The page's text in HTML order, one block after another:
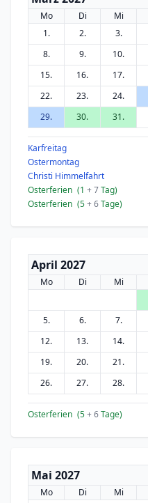
Mo Di Mi
1.
2. 3.
8.
9. 10.
15.
16. 17.
22.
23. 24.
29.
30. 31.
Karfreitag
Ostermontag
Christi Himmelfahrt
Osterferien (1 + 7Tag)
Osterferien (5+ 6Tage)
April 2027
Mo Di Mi
5.
6. 7.
12.
13. 14.
19.
20. 21.
26.
27. 28.
Osterferien (5+ 6Tage)
Mai 2027
Mo Di Mi